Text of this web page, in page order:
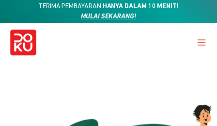
TERIMA PEMBAYARAN HANYA DALAM 10 MENIT!
MULAI SEKARANG!